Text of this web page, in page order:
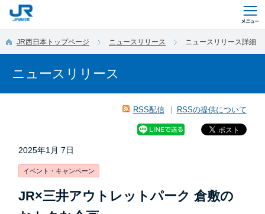
JR西日本トップページ ニュースリリース ニュースリリース詳細
ニュースリリース
RSS配信 RSSの提供について
2025年1月 7日
イベント・キャンペーン
JR×三井アウトレットパーク 倉敷の